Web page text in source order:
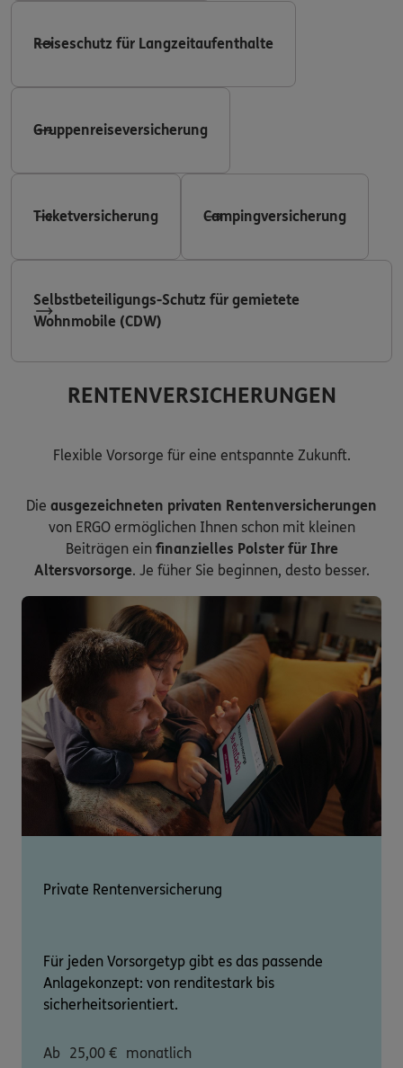
Reiseschutz für Langzeitaufenthalte
Gruppenreiseversicherung
Ticketversicherung Campingversicherung
Selbstbeteiligungs-Schutz für gemietete
Wohnmobile (CDW)
RENTENVERSICHERUNGEN
Flexible Vorsorge für eine entspannte Zukunft.
Die ausgezeichneten privaten Rentenversicherungen
von ERGO ermöglichen Ihnen schon mit kleinen
Beiträgen ein finanzielles Polster für Ihre
Altersvorsorge. Je füher Sie beginnen, desto besser.
Private Rentenversicherung
Für jeden Vorsorgetyp gibt es das passende
Anlagekonzept: von renditestark bis
sicherheitsorientiert.
Ab 25,00 € monatlich